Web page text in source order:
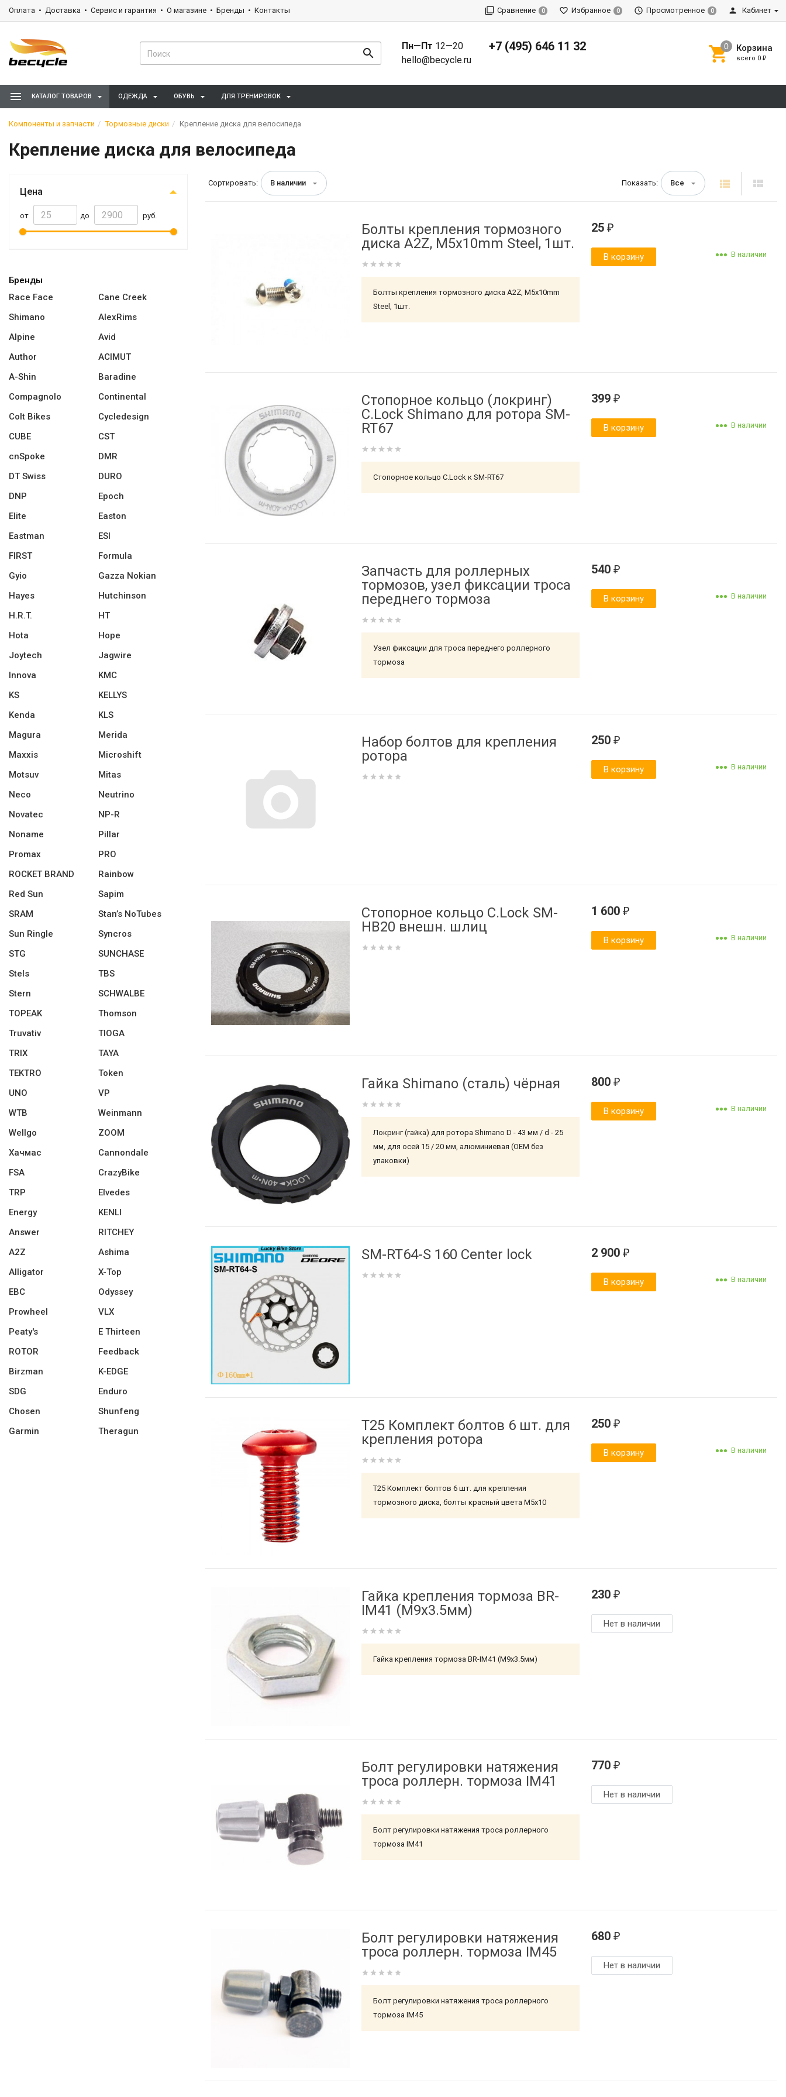
Оплата Доставка Сервис и гарантия О магазине Бренды Контакты Сравнение 0 Избранное 0 Просмотренное 0 Кабинет
Пн—Пт 12—20
hello@becycle.ru
+7 (495) 646 11 32 Корзина
всего 0 ₽
КАТАЛОГ ТОВАРОВ ОДЕЖДА ОБУВЬ ДЛЯ ТРЕНИРОВОК
Компоненты и запчасти Тормозные диски Крепление диска для велосипеда
Крепление диска для велосипеда
Цена
от до руб.
Бренды
Race Face
Cane Creek
Shimano
AlexRims
Alpine
Avid
Author
ACIMUT
A-Shin
Baradine
Compagnolo
Continental
Colt Bikes
Cycledesign
CUBE
CST
cnSpoke
DMR
DT Swiss
DURO
DNP
Epoch
Elite
Easton
Eastman
ESI
FIRST
Formula
Gyio
Gazza Nokian
Hayes
Hutchinson
H.R.T.
HT
Hota
Hope
Joytech
Jagwire
Innova
KMC
KS
KELLYS
Kenda
KLS
Magura
Merida
Maxxis
Microshift
Motsuv
Mitas
Neco
Neutrino
Novatec
NP-R
Noname
Pillar
Promax
PRO
ROCKET BRAND
Rainbow
Red Sun
Sapim
SRAM
Stan’s NoTubes
Sun Ringle
Syncros
STG
SUNCHASE
Stels
TBS
Stern
SCHWALBE
TOPEAK
Thomson
Truvativ
TIOGA
TRIX
TAYA
TEKTRO
Token
UNO
VP
WTB
Weinmann
Wellgo
ZOOM
Хачмас
Cannondale
FSA
CrazyBike
TRP
Elvedes
Energy
KENLI
Answer
RITCHEY
A2Z
Ashima
Alligator
X-Top
EBC
Odyssey
Prowheel
VLX
Peaty's
E Thirteen
ROTOR
Feedback
Birzman
K-EDGE
SDG
Enduro
Chosen
Shunfeng
Garmin
Theragun
Сортировать: В наличии Показать: Все
Болты крепления тормозного
диска A2Z, M5x10mm Steel, 1шт.
Болты крепления тормозного диска A2Z, M5x10mm
Steel, 1шт.
25 ₽
В наличии
В корзину
Стопорное кольцо (локринг)
C.Lock Shimano для ротора SM-
RT67
Стопорное кольцо C.Lock к SM-RT67
399 ₽
В наличии
В корзину
Запчасть для роллерных
тормозов, узел фиксации троса
переднего тормоза
Узел фиксации для троса переднего роллерного
тормоза
540 ₽
В наличии
В корзину
Набор болтов для крепления
ротора
250 ₽
В наличии
В корзину
Стопорное кольцо C.Lock SM-
HB20 внешн. шлиц
1 600 ₽
В наличии
В корзину
Гайка Shimano (сталь) чёрная
Локринг (гайка) для ротора Shimano D - 43 мм / d - 25
мм, для осей 15 / 20 мм, алюминиевая (OEM без
упаковки)
800 ₽
В наличии
В корзину
SM-RT64-S 160 Center lock 2 900 ₽
В наличии
В корзину
T25 Комплект болтов 6 шт. для
крепления ротора
T25 Комплект болтов 6 шт. для крепления
тормозного диска, болты красный цвета M5x10
250 ₽
В наличии
В корзину
Гайка крепления тормоза BR-
IM41 (M9x3.5мм)
Гайка крепления тормоза BR-IM41 (M9x3.5мм)
230 ₽
Нет в наличии
Болт регулировки натяжения
троса роллерн. тормоза IM41
Болт регулировки натяжения троса роллерного
тормоза IM41
770 ₽
Нет в наличии
Болт регулировки натяжения
троса роллерн. тормоза IM45
Болт регулировки натяжения троса роллерного
тормоза IM45
680 ₽
Нет в наличии